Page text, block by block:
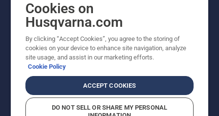
Información legal de productos
Otros sitios de Husqvarna
Cookies on
Husqvarna.com
By clicking “Accept Cookies”, you agree to the storing of
cookies on your device to enhance site navigation, analyze
site usage, and assist in our marketing efforts.
Cookie Policy
ACCEPT COOKIES
DO NOT SELL OR SHARE MY PERSONAL